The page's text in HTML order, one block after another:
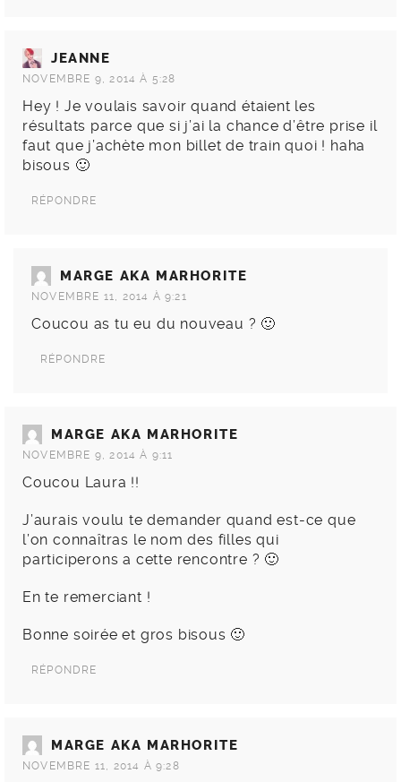
JEANNE
NOVEMBRE 9, 2014 À 5:28
Hey ! Je voulais savoir quand étaient les
résultats parce que si j’ai la chance d’être prise il
faut que j’achète mon billet de train quoi ! haha
bisous 🙂
RÉPONDRE
MARGE AKA MARHORITE
NOVEMBRE 11, 2014 À 9:21
Coucou as tu eu du nouveau ? 🙂
RÉPONDRE
MARGE AKA MARHORITE
NOVEMBRE 9, 2014 À 9:11
Coucou Laura !!
J’aurais voulu te demander quand est-ce que
l’on connaîtras le nom des filles qui
participerons a cette rencontre ? 🙂
En te remerciant !
Bonne soirée et gros bisous 🙂
RÉPONDRE
MARGE AKA MARHORITE
NOVEMBRE 11, 2014 À 9:28